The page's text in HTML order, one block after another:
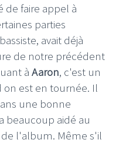
de faire appel à
parties
avait déjà
de notre précédent
à Aaron, c'est un
est en tournée. Il
une bonne
beaucoup aidé au
l'album. Même s'il